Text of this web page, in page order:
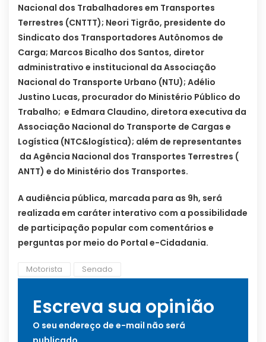
Nacional dos Trabalhadores em Transportes
Terrestres (CNTTT); Neori Tigrão, presidente do
Sindicato dos Transportadores Autônomos de
Carga; Marcos Bicalho dos Santos, diretor
administrativo e institucional da Associação
Nacional do Transporte Urbano (NTU); Adélio
Justino Lucas, procurador do Ministério Público do
Trabalho; e Edmara Claudino, diretora executiva da
Associação Nacional do Transporte de Cargas e
Logística (NTC&logística); além de representantes
da Agência Nacional dos Transportes Terrestres (
ANTT) e do Ministério dos Transportes.
A audiência pública, marcada para as 9h, será
realizada em caráter interativo com a possibilidade
de participação popular com comentários e
perguntas por meio do Portal e-Cidadania.
Motorista Senado
Escreva sua opinião
O seu endereço de e-mail não será